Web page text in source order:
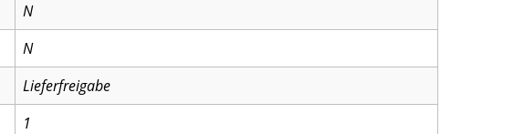
N
N
Lieferfreigabe
1